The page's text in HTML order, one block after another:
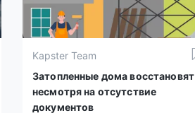
Kapster Team
Затопленные дома восстановят
несмотря на отсутствие
документов